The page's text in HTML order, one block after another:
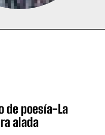
de poesía-La
alada